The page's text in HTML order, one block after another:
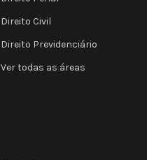
Direito Civil
Direito Previdenciário
Ver todas as áreas